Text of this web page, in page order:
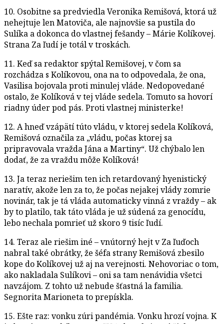
10. Osobitne sa predviedla Veronika Remišová, ktorá už
nehejtuje len Matoviča, ale najnovšie sa pustila do
Sulíka a dokonca do vlastnej fešandy – Márie Kolíkovej.
Strana Za ľudí je totál v troskách.
11. Keď sa redaktor spýtal Remišovej, v čom sa
rozchádza s Kolíkovou, ona na to odpovedala, že ona,
Vasilisa bojovala proti minulej vláde. Nedopovedané
ostalo, že Kolíková v tej vláde sedela. Tomuto sa hovorí
riadny úder pod pás. Proti vlastnej ministerke!
12. A hneď vzápätí túto vládu, v ktorej sedela Kolíková,
Remišová označila za „vládu, počas ktorej sa
pripravovala vražda Jána a Martiny“. Už chýbalo len
dodať, že za vraždu môže Kolíková!
13. Ja teraz neriešim ten ich retardovaný hyenistický
naratív, akože len za to, že počas nejakej vlády zomrie
novinár, tak je tá vláda automaticky vinná z vraždy – ak
by to platilo, tak táto vláda je už súdená za genocídu,
lebo nechala pomrieť už skoro 9 tisíc ľudí.
14. Teraz ale riešim iné – vnútorný hejt v Za ľuďoch
nabral také obrátky, že šéfa strany Remišová zbesilo
kope do Kolíkovej už aj na verejnosti. Nehovoriac o tom,
ako nakladala Sulíkovi – oni sa tam nenávidia všetci
navzájom. Z tohto už nebude šťastná la familia.
Segnorita Marioneta to prepískla.
15. Ešte raz: vonku zúri pandémia. Vonku hrozí vojna. K